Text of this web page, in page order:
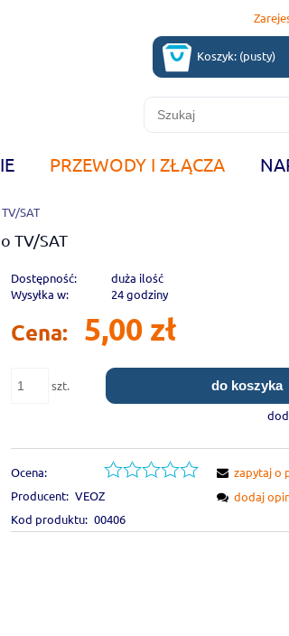
Koszyk: (pusty)
PRZEWODY I ZŁĄCZA
SAT
TV/SAT
Dostępność:
duża ilość
Wysyłka w:
24 godziny
Cena: 5,00 zł
szt.
do koszyka
Ocena:
Producent: VEOZ
Kod produktu: 00406
zapytaj o
dodaj